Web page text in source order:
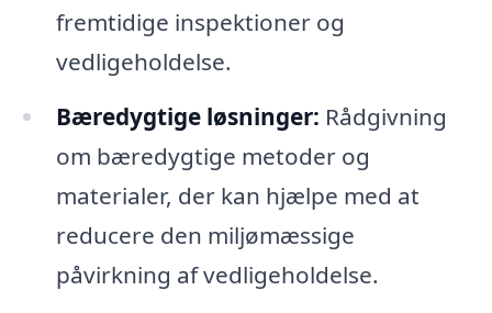
fremtidige inspektioner og
vedligeholdelse.
Bæredygtige løsninger: Rådgivning
om bæredygtige metoder og
materialer, der kan hjælpe med at
reducere den miljømæssige
påvirkning af vedligeholdelse.